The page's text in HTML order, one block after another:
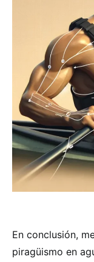
En conclusión,
piragüismo en